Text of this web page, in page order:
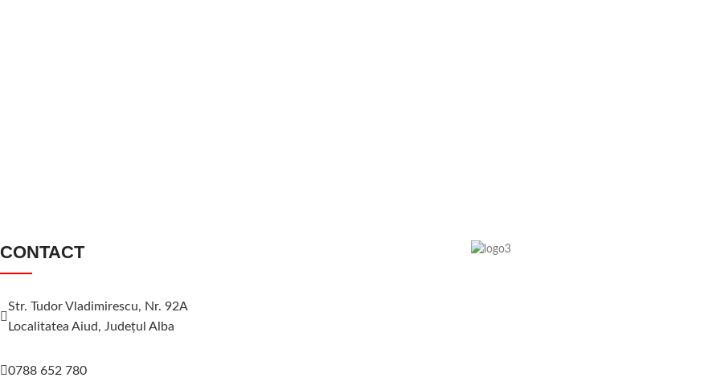
CONTACT
Str. Tudor Vladimirescu, Nr. 92A
Localitatea Aiud, Judeţul Alba
0788 652 780